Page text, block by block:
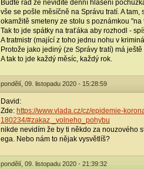
Budte rád že nevidíte denní hlášení
vše se pošle měsíčně na Správu tratí. A
okamžitě smeteny ze stolu s poznámkou
Tak to jde spátky na traťáka aby rozhodl -
A tratmistr (mající z toho jednu nohu v
Protože jako jediný (ze Správy tratí) má
A tak to jde každý měsíc, každý rok.
pondělí, 09. listopadu 2020 - 15:28:59
David:
Zde: https://www.vlada.cz/cz/epidemie-
180234/#zakaz _volneho_pohybu
nikde nevidím že by ti někdo za nouzového
ega. Nebo nám to nějak vysvětlíš?
pondělí, 09. listopadu 2020 - 21:39:32